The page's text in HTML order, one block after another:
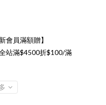
會員滿額贈】
站滿$4500折$100/滿